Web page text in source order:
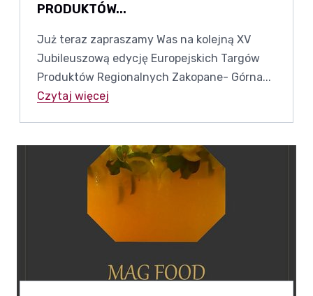
PRODUKTÓW...
Już teraz zapraszamy Was na kolejną XV
Jubileuszową edycję Europejskich Targów
Produktów Regionalnych Zakopane- Górna...
Czytaj więcej